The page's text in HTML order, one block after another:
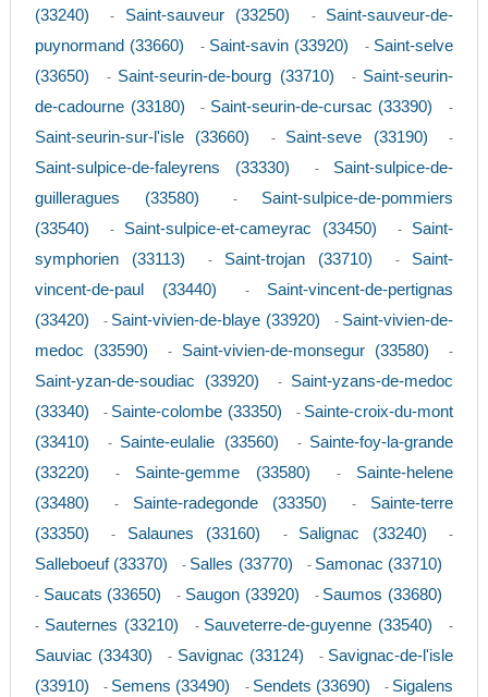
(33240) - Saint-sauveur (33250) - Saint-sauveur-de-
puynormand (33660)
- Saint-savin (33920) - Saint-selve
(33650)
- Saint-seurin-de-bourg (33710) - Saint-seurin-
de-cadourne (33180)
- Saint-seurin-de-cursac (33390) -
Saint-seurin-sur-l'isle (33660) - Saint-seve (33190) -
Saint-sulpice-de-faleyrens (33330) - Saint-sulpice-de-
guilleragues (33580)
- Saint-sulpice-de-pommiers
(33540)
- Saint-sulpice-et-cameyrac (33450) - Saint-
symphorien (33113)
- Saint-trojan (33710) - Saint-
vincent-de-paul (33440)
- Saint-vincent-de-pertignas
(33420)
- Saint-vivien-de-blaye (33920) - Saint-vivien-de-
medoc (33590)
- Saint-vivien-de-monsegur (33580) -
Saint-yzan-de-soudiac (33920) - Saint-yzans-de-medoc
(33340)
- Sainte-colombe (33350) - Sainte-croix-du-mont
(33410)
- Sainte-eulalie (33560) - Sainte-foy-la-grande
(33220)
- Sainte-gemme (33580) - Sainte-helene
(33480)
- Sainte-radegonde (33350) - Sainte-terre
(33350)
- Salaunes (33160) - Salignac (33240) -
Salleboeuf (33370) - Salles (33770) - Samonac (33710)
- Saucats (33650) - Saugon (33920) - Saumos (33680)
- Sauternes (33210) - Sauveterre-de-guyenne (33540) -
Sauviac (33430) - Savignac (33124) - Savignac-de-l'isle
(33910)
- Semens (33490) - Sendets (33690) - Sigalens